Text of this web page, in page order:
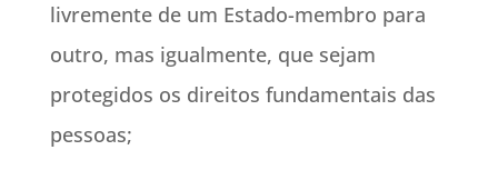
livremente de um Estado-membro para
outro, mas igualmente, que sejam
protegidos os direitos fundamentais das
pessoas;